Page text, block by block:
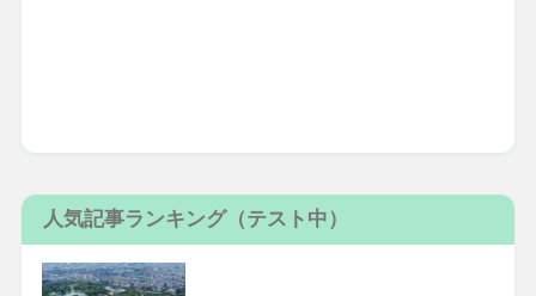
人気記事ランキング（テスト中）